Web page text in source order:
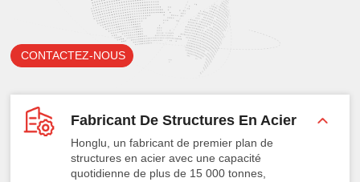
CONTACTEZ-NOUS
Fabricant De Structures En Acier
Honglu, un fabricant de premier plan de
structures en acier avec une capacité
quotidienne de plus de 15 000 tonnes,